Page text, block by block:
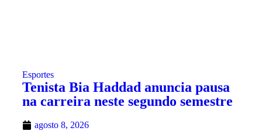
Esportes
Tenista Bia Haddad anuncia pausa
na carreira neste segundo semestre
agosto 8, 2026